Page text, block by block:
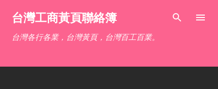
跳到主要內容
台灣工商黃頁聯絡簿
台灣各行各業，台灣黃頁，台灣百工百業。